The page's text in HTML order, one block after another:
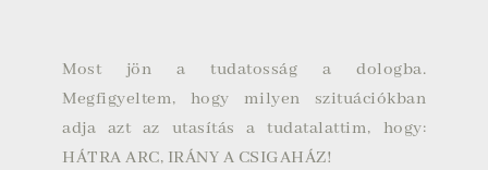
Most jön a tudatosság a dologba.
Megfigyeltem, hogy milyen szituációkban
adja azt az utasítás a tudatalattim, hogy:
HÁTRA ARC, IRÁNY A CSIGAHÁZ!